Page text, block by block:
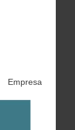
Empresa